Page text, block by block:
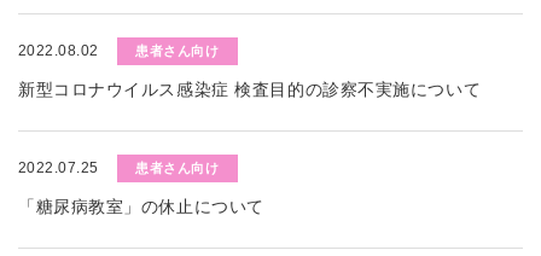
2022.08.02 患者さん向け
新型コロナウイルス感染症 検査目的の診察不実施について
2022.07.25 患者さん向け
「糖尿病教室」の休止について